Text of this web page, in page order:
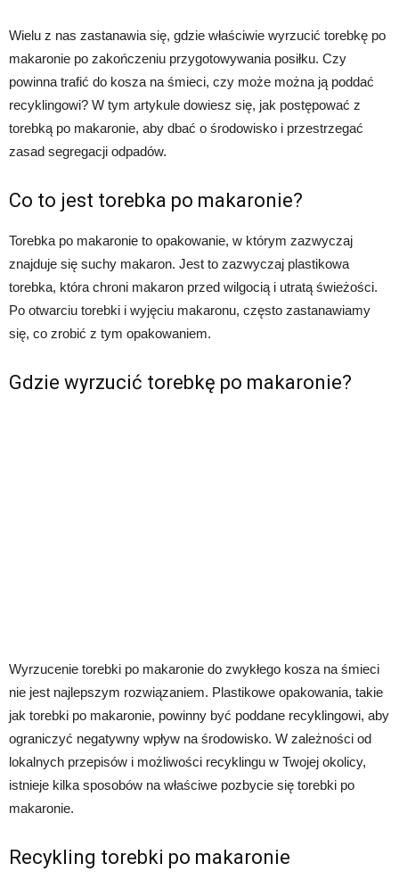
Wielu z nas zastanawia się, gdzie właściwie wyrzucić torebkę po
makaronie po zakończeniu przygotowywania posiłku. Czy
powinna trafić do kosza na śmieci, czy może można ją poddać
recyklingowi? W tym artykule dowiesz się, jak postępować z
torebką po makaronie, aby dbać o środowisko i przestrzegać
zasad segregacji odpadów.
Co to jest torebka po makaronie?
Torebka po makaronie to opakowanie, w którym zazwyczaj
znajduje się suchy makaron. Jest to zazwyczaj plastikowa
torebka, która chroni makaron przed wilgocią i utratą świeżości.
Po otwarciu torebki i wyjęciu makaronu, często zastanawiamy
się, co zrobić z tym opakowaniem.
Gdzie wyrzucić torebkę po makaronie?
Wyrzucenie torebki po makaronie do zwykłego kosza na śmieci
nie jest najlepszym rozwiązaniem. Plastikowe opakowania, takie
jak torebki po makaronie, powinny być poddane recyklingowi, aby
ograniczyć negatywny wpływ na środowisko. W zależności od
lokalnych przepisów i możliwości recyklingu w Twojej okolicy,
istnieje kilka sposobów na właściwe pozbycie się torebki po
makaronie.
Recykling torebki po makaronie